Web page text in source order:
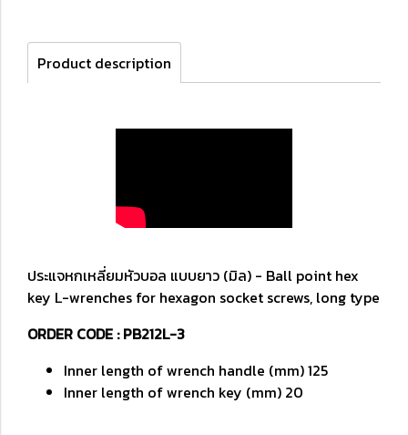
Product description
ประแจหกเหลี่ยมหัวบอล แบบยาว (มิล) - Ball point hex
key L-wrenches for hexagon socket screws, long type
ORDER CODE : PB212L-3
Inner length of wrench handle (mm) 125
Inner length of wrench key (mm) 20